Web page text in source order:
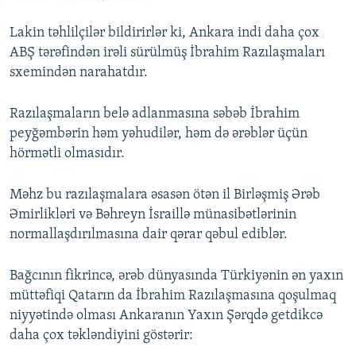
Lakin təhlilçilər bildirirlər ki, Ankara indi daha çox
ABŞ tərəfindən irəli sürülmüş İbrahim Razılaşmaları
sxemindən narahatdır.
Razılaşmaların belə adlanmasına səbəb İbrahim
peyğəmbərin həm yəhudilər, həm də ərəblər üçün
hörmətli olmasıdır.
Məhz bu razılaşmalara əsasən ötən il Birləşmiş Ərəb
Əmirlikləri və Bəhreyn İsraillə münasibətlərinin
normallaşdırılmasına dair qərar qəbul ediblər.
Bağcının fikrincə, ərəb dünyasında Türkiyənin ən yaxın
müttəfiqi Qatarın da İbrahim Razılaşmasına qoşulmaq
niyyətində olması Ankaranın Yaxın Şərqdə getdikcə
daha çox təkləndiyini göstərir: